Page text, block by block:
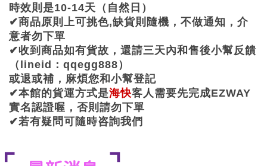
時效則是10-14天（自然日）
✔商品原則上可挑色,缺貨則隨機，不做通知，介
意者勿下單
✔收到商品如有貨故，還請三天內和售後小幫反饋
（lineid：qqegg888）
或退或補，麻煩您和小幫登記
✔本館的貨運方式是海快客人需要先完成EZWAY
實名認證喔，否則請勿下單
✔若有疑問可隨時咨詢我們